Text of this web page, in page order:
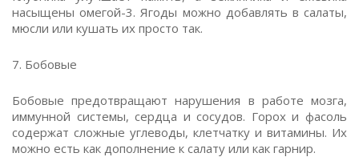
насыщены омегой-3. Ягоды можно добавлять в салаты,
мюсли или кушать их просто так.
7. Бобовые
Бобовые предотвращают нарушения в работе мозга,
иммунной системы, сердца и сосудов. Горох и фасоль
содержат сложные углеводы, клетчатку и витамины. Их
можно есть как дополнение к салату или как гарнир.